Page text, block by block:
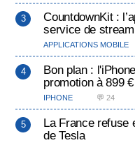
CountdownKit :
service de
APPLICATIONS MOBILE
Bon plan :
promotion à 899 €
IPHONE 💬 24
La France refuse
de Tesla